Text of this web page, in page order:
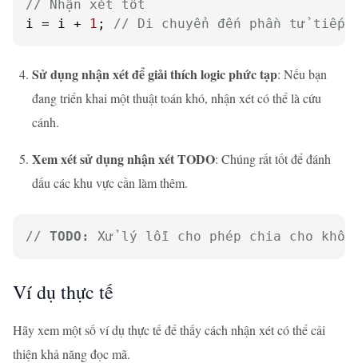
// Nhận xét tốt
i = i +
1 ; // Di chuyển đến phần tử tiếp
Sử dụng nhận xét để giải thích logic phức tạp: Nếu bạn
đang triển khai một thuật toán khó, nhận xét có thể là cứu
cánh.
Xem xét sử dụng nhận xét TODO: Chúng rất tốt để đánh
dấu các khu vực cần làm thêm.
// TODO: Xử lý lỗi cho phép chia cho
Ví dụ thực tế
Hãy xem một số ví dụ thực tế để thấy cách nhận xét có thể cải
thiện khả năng đọc mã.